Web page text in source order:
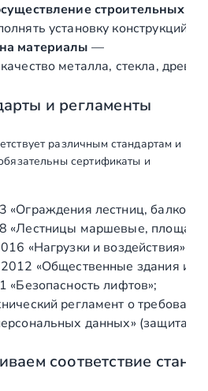
строительных и
установку конструкций
материалы —
металла, стекла,
и регламенты
различным стандартам и
сертификаты и
лестниц,
маршевые,
«Нагрузки и воздействия»
«Общественные здания и
лифтов»;
регламент о
данных» (защита
соответствие